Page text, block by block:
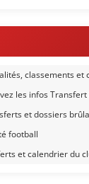
classements et
les infos
et dossiers
football
et calendrier du